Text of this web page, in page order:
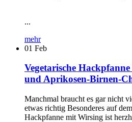
...
mehr
01 Feb
Vegetarische
und Aprikosen-Birnen-
Manchmal braucht es gar nicht
etwas richtig Besonderes auf
Hackpfanne mit Wirsing ist